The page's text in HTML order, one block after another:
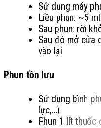
Sử dụng máy
Liều phun: ~5
Sau phun: rời
Sau đó mở cửa
vào lại
Phun tồn lưu
Sử dụng bình
lực,…)
Phun 1 lít thuốc